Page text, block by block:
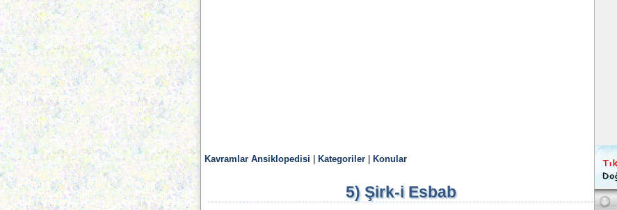
Kavramlar Ansiklopedisi Kategoriler Konular
5) Şirk-i Esbab